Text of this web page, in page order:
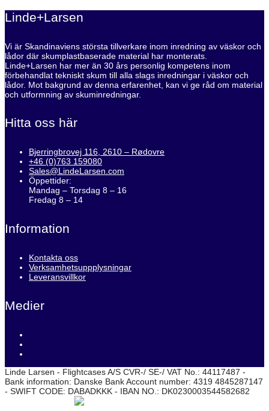
Linde+Larsen
Vi är Skandinaviens största tillverkare inom inredning av väskor och
lådor där skumplastbaserade material har monterats.
Linde+Larsen har mer än 30 års personlig kompetens inom
förbehandlat tekniskt skum till alla slags inredningar i väskor och
lådor. Mot bakgrund av denna erfarenhet, kan vi ge råd om material
och utformning av skuminredningar.
Hitta oss här
Bjerringbrovej 116, 2610 – Rødovre
+46 (0)763 159080
Sales@LindeLarsen.com
Öppettider:
Mandag – Torsdag 8 – 16
Fredag 8 – 14
Information
Kontakta oss
Verksamhetsuppplysningar
Leveransvillkor
Medier
Linde Larsen - Flightcases A/S CVR-/ SE-/ VAT No.: 44117487 -
Bank information: Danske Bank Account number: 4319 4845287147
- SWIFT CODE: DABADKKK - IBAN NO.: DK0230003544582682